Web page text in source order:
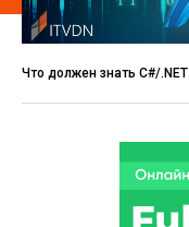
Что должен знать C#/